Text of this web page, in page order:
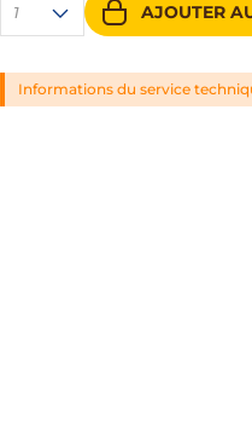
1 AJOUTER
Informations du service